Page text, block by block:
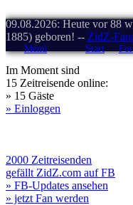
09.08.2026: Heute vor 88
1885) geboren! -- ZidZ-
Menü Start
Im Moment sind
15 Zeitreisende online:
» 15 Gäste
» Einloggen
2000 Zeitreisenden
gefällt ZidZ.com auf FB
» FB-Updates ansehen
» jetzt Fan werden